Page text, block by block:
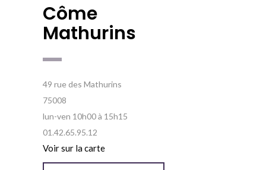
Côme
Mathurins
49 rue des Mathurins
75008
lun-ven 10h00 à 15h15
01.42.65.95.12
Voir sur la carte